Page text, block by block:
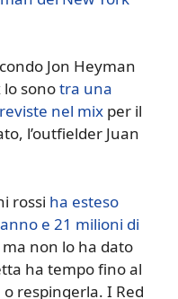
Jon Heyman
lo sonotra una
nel mix per il
l’outfielder Juan
rossi ha esteso
e 21 milioni di
non lo ha dato
ha tempo fino al
respingerla. I Red